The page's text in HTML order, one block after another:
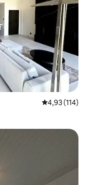
4,93 de uma
4,93 (114)